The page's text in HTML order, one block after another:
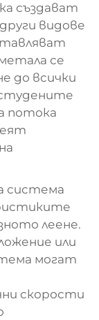
създават
видове
се
до всички
потока
система
леене.
или
могат
скорости